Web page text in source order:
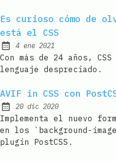
Es curioso cómo de
está el CSS
Published:
4 ene 2021
Con más de 24 años,
lenguaje despreciado.
AVIF in CSS con
Published:
20 dic 2020
Implementa el nuevo
en los `background-
plugin PostCSS.